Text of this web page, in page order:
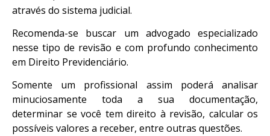
através do sistema judicial.
Recomenda-se buscar um advogado especializado
nesse tipo de revisão e com profundo conhecimento
em Direito Previdenciário.
Somente um profissional assim poderá analisar
minuciosamente toda a sua documentação,
determinar se você tem direito à revisão, calcular os
possíveis valores a receber, entre outras questões.